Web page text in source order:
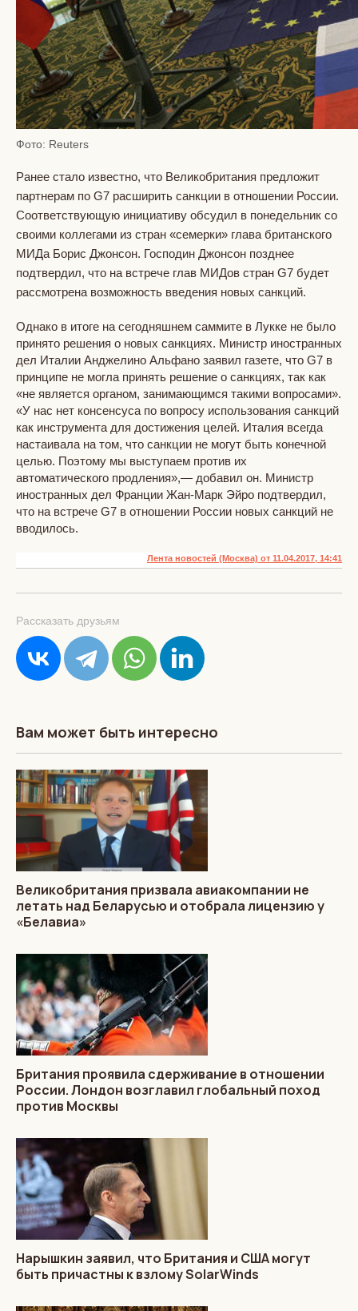
Фото: Reuters
Ранее стало известно, что Великобритания предложит
партнерам по G7 расширить санкции в отношении России.
Соответствующую инициативу обсудил в понедельник со
своими коллегами из стран «семерки» глава британского
МИДа Борис Джонсон. Господин Джонсон позднее
подтвердил, что на встрече глав МИДов стран G7 будет
рассмотрена возможность введения новых санкций.
Однако в итоге на сегодняшнем саммите в Лукке не было
принято решения о новых санкциях. Министр иностранных
дел Италии Анджелино Альфано заявил газете, что G7 в
принципе не могла принять решение о санкциях, так как
«не является органом, занимающимся такими вопросами».
«У нас нет консенсуса по вопросу использования санкций
как инструмента для достижения целей. Италия всегда
настаивала на том, что санкции не могут быть конечной
целью. Поэтому мы выступаем против их
автоматического продления»,— добавил он. Министр
иностранных дел Франции Жан-Марк Эйро подтвердил,
что на встрече G7 в отношении России новых санкций не
вводилось.
Лента новостей (Москва) от 11.04.2017, 14:41
Рассказать друзьям
Вам может быть интересно
Великобритания призвала авиакомпании не
летать над Беларусью и отобрала лицензию у
«Белавиа»
Британия проявила сдерживание в отношении
России. Лондон возглавил глобальный поход
против Москвы
Нарышкин заявил, что Британия и США могут
быть причастны к взлому SolarWinds